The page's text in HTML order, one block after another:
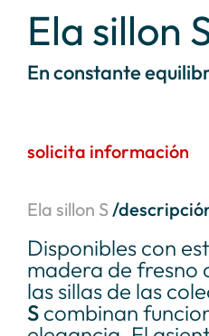
Ela sillon
En constante
solicita información
Ela sillon S /
Disponibles con
madera de fresno
las sillas de las
S combinan